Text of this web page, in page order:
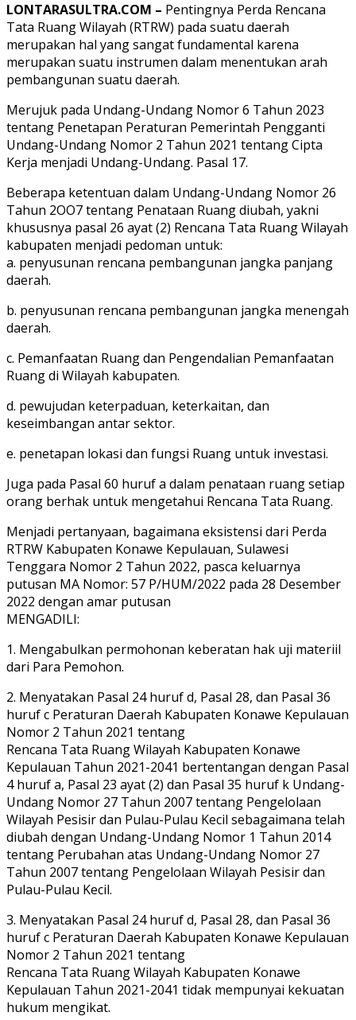
LONTARASULTRA.COM – Pentingnya Perda Rencana
Tata Ruang Wilayah (RTRW) pada suatu daerah
merupakan hal yang sangat fundamental karena
merupakan suatu instrumen dalam menentukan arah
pembangunan suatu daerah.
Merujuk pada Undang-Undang Nomor 6 Tahun 2023
tentang Penetapan Peraturan Pemerintah Pengganti
Undang-Undang Nomor 2 Tahun 2021 tentang Cipta
Kerja menjadi Undang-Undang. Pasal 17.
Beberapa ketentuan dalam Undang-Undang Nomor 26
Tahun 2OO7 tentang Penataan Ruang diubah, yakni
khususnya pasal 26 ayat (2) Rencana Tata Ruang Wilayah
kabupaten menjadi pedoman untuk:
a. penyusunan rencana pembangunan jangka panjang
daerah.
b. penyusunan rencana pembangunan jangka menengah
daerah.
c. Pemanfaatan Ruang dan Pengendalian Pemanfaatan
Ruang di Wilayah kabupaten.
d. pewujudan keterpaduan, keterkaitan, dan
keseimbangan antar sektor.
e. penetapan lokasi dan fungsi Ruang untuk investasi.
Juga pada Pasal 60 huruf a dalam penataan ruang setiap
orang berhak untuk mengetahui Rencana Tata Ruang.
Menjadi pertanyaan, bagaimana eksistensi dari Perda
RTRW Kabupaten Konawe Kepulauan, Sulawesi
Tenggara Nomor 2 Tahun 2022, pasca keluarnya
putusan MA Nomor: 57 P/HUM/2022 pada 28 Desember
2022 dengan amar putusan
MENGADILI:
1. Mengabulkan permohonan keberatan hak uji materiil
dari Para Pemohon.
2. Menyatakan Pasal 24 huruf d, Pasal 28, dan Pasal 36
huruf c Peraturan Daerah Kabupaten Konawe Kepulauan
Nomor 2 Tahun 2021 tentang
Rencana Tata Ruang Wilayah Kabupaten Konawe
Kepulauan Tahun 2021-2041 bertentangan dengan Pasal
4 huruf a, Pasal 23 ayat (2) dan Pasal 35 huruf k Undang-
Undang Nomor 27 Tahun 2007 tentang Pengelolaan
Wilayah Pesisir dan Pulau-Pulau Kecil sebagaimana telah
diubah dengan Undang-Undang Nomor 1 Tahun 2014
tentang Perubahan atas Undang-Undang Nomor 27
Tahun 2007 tentang Pengelolaan Wilayah Pesisir dan
Pulau-Pulau Kecil.
3. Menyatakan Pasal 24 huruf d, Pasal 28, dan Pasal 36
huruf c Peraturan Daerah Kabupaten Konawe Kepulauan
Nomor 2 Tahun 2021 tentang
Rencana Tata Ruang Wilayah Kabupaten Konawe
Kepulauan Tahun 2021-2041 tidak mempunyai kekuatan
hukum mengikat.